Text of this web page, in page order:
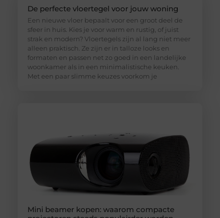
De perfecte vloertegel voor jouw woning
Een nieuwe vloer bepaalt voor een groot deel de
sfeer in huis. Kies je voor warm en rustig, of juist
strak en modern? Vloertegels zijn al lang niet meer
alleen praktisch. Ze zijn er in talloze looks en
formaten en passen net zo goed in een landelijke
woonkamer als in een minimalistische keuken.
Met een paar slimme keuzes voorkom je
Mini beamer kopen: waarom compacte